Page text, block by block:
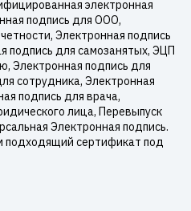
электронная
подпись для ООО,
Электронная подпись
подпись для самозанятых, ЭЦП
Электронная подпись для
сотрудника, Электронная
подпись для врача,
лица, Перевыпуск
Электронная подпись.
подходящий сертификат под